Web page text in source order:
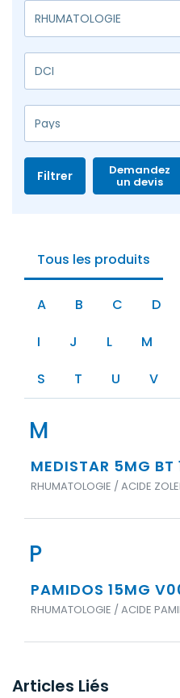
Filtrer
Tous les produits
A B C D
I
J L M
S
T U V
M
MEDISTAR 5MG BT
RHUMATOLOGIE / ACIDE
P
PAMIDOS 15MG
RHUMATOLOGIE / ACIDE
Demandez
un devis
Articles Liés